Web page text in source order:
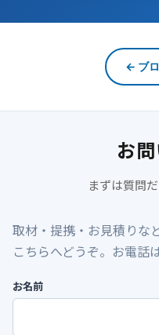
← ブ
お
まずは質問
取材・提携・お見積りな
こちらへどうぞ。お電話
お名前